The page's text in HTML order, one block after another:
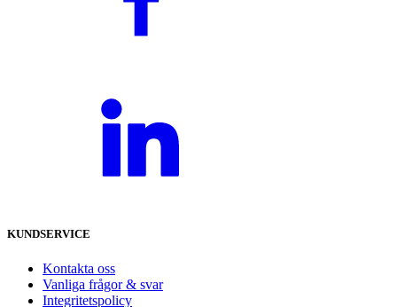
KUNDSERVICE
Kontakta oss
Vanliga frågor & svar
Integritetspolicy